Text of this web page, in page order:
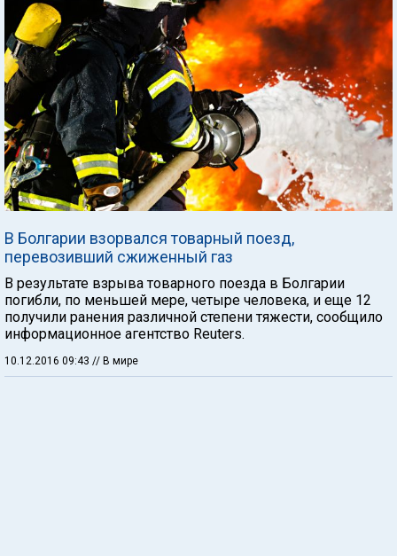
В Болгарии взорвался товарный поезд,
перевозивший сжиженный газ
В результате взрыва товарного поезда в Болгарии
погибли, по меньшей мере, четыре человека, и еще 12
получили ранения различной степени тяжести, сообщило
информационное агентство Reuters.
10.12.2016 09:43 // В мире